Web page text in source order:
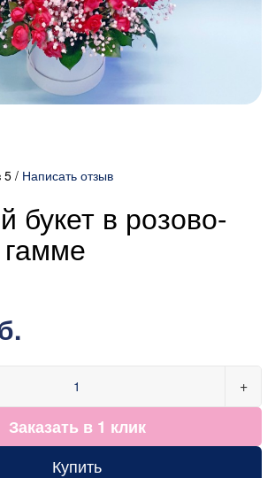
5 / Написать отзыв
букет в розово-
+
Заказать в 1 клик
Купить